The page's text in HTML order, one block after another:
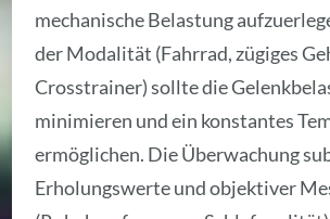
mechanische Belastung
der Modalität (Fahrrad, zügiges
Crosstrainer) sollte die
minimieren und ein konstantes
ermöglichen. Die Überwachung
Erholungswerte und objektiver